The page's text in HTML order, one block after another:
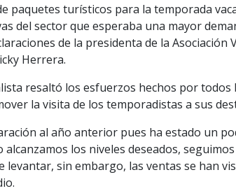
paquetes turísticos para la temporada
del sector que esperaba una mayor
de la presidenta de la Asociación
Herrera.
resaltó los esfuerzos hechos por todos
la visita de los temporadistas a sus
al año anterior pues ha estado un
alcanzamos los niveles deseados,
levantar, sin embargo, las ventas se han